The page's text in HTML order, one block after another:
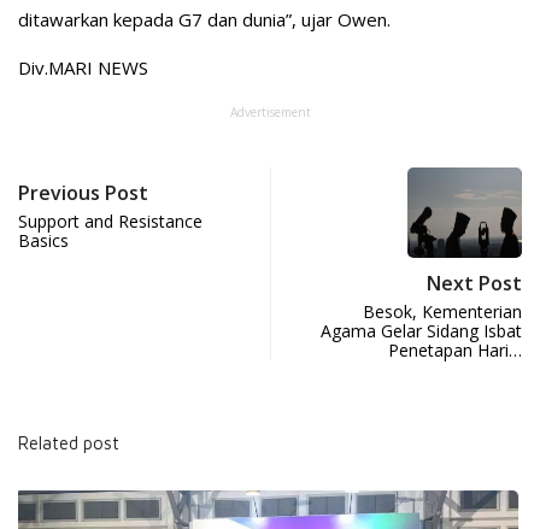
ditawarkan kepada G7 dan dunia”, ujar Owen.
Div.MARI NEWS
Advertisement
Previous Post
Support and Resistance
Basics
Next Post
Besok, Kementerian
Agama Gelar Sidang Isbat
Penetapan Hari…
Related post